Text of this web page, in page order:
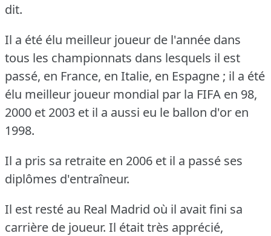
dit.
Il a été élu meilleur joueur de l'année dans
tous les championnats dans lesquels il est
passé, en France, en Italie, en Espagne ; il a été
élu meilleur joueur mondial par la FIFA en 98,
2000 et 2003 et il a aussi eu le ballon d'or en
1998.
Il a pris sa retraite en 2006 et il a passé ses
diplômes d'entraîneur.
Il est resté au Real Madrid où il avait fini sa
carrière de joueur. Il était très apprécié,